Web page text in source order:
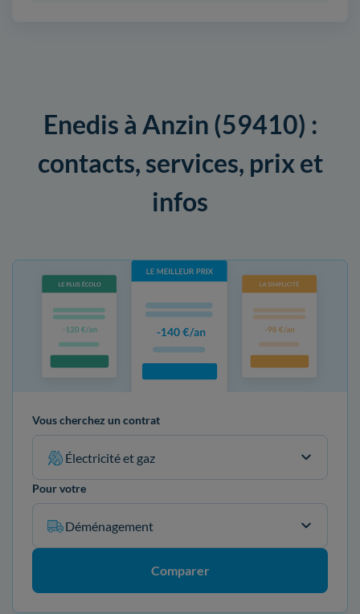
Enedis à Anzin (59410) :
contacts, services, prix et
infos
Vous cherchez un contrat
Électricité et gaz
Pour votre
Déménagement
Comparer